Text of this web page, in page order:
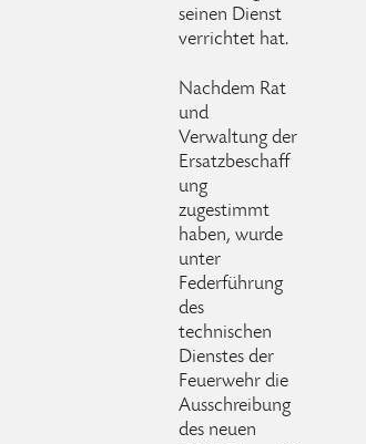
seinen Dienst
verrichtet hat.
Nachdem Rat
und
Verwaltung der
Ersatzbeschaff
ung
zugestimmt
haben, wurde
unter
Federführung
des
technischen
Dienstes der
Feuerwehr die
Ausschreibung
des neuen